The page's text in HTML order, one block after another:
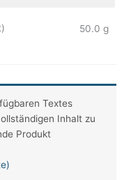
50.0 g
Textes
Inhalt zu
Produkt